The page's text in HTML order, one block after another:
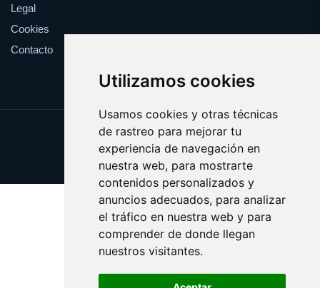
Utilizamos cookies
Usamos cookies y otras técnicas
de rastreo para mejorar tu
experiencia de navegación en
nuestra web, para mostrarte
contenidos personalizados y
anuncios adecuados, para analizar
el tráfico en nuestra web y para
comprender de donde llegan
nuestros visitantes.
Legal
Cookies
Contacto
Update cookies preferences
Copyright © 2025 caserita.es